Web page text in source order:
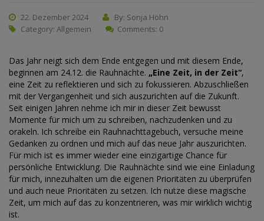
22. Dezember 2024
By: Sonja Höhn
Category: Allgemein Comments: 0
Das Jahr neigt sich dem Ende entgegen und mit diesem Ende,
beginnen am 24.12. die Rauhnächte. „Eine Zeit, in der Zeit“,
eine Zeit zu reflektieren und sich zu fokussieren. Abzuschließen
mit der Vergangenheit und sich auszurichten auf die Zukunft.
Seit einigen Jahren nehme ich mir in dieser Zeit bewusst
Momente für mich um zu schreiben, nachzudenken und zu
orakeln. Ich schreibe ein Rauhnachttagebuch, versuche meine
Gedanken zu ordnen und mich auf das neue Jahr auszurichten.
Für mich ist es immer wieder eine einzigartige Chance für
persönliche Entwicklung. Die Rauhnächte sind wie eine Einladung
für mich, innezuhalten um die eigenen Prioritäten zu überprüfen
und auch neue Prioritäten zu setzen. Ich nutze diese magische
Zeit, um mich auf das zu konzentrieren, was mir wirklich wichtig
ist.